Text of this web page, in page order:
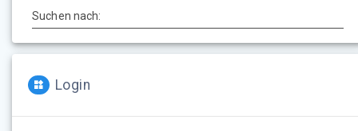
Suchen nach:
Login